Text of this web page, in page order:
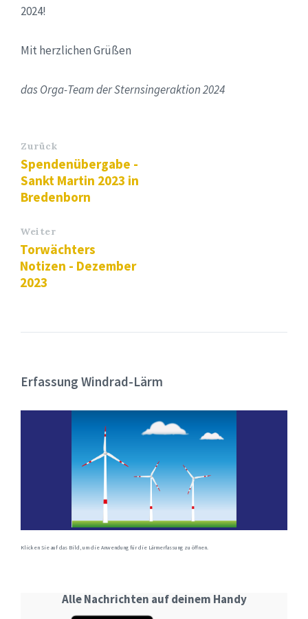
2024!
Mit herzlichen Grüßen
das Orga-Team der Sternsingeraktion 2024
Zurück
Spendenübergabe -
Sankt Martin 2023 in
Bredenborn
Weiter
Torwächters
Notizen - Dezember
2023
Erfassung Windrad-Lärm
Klicken Sie auf das Bild, um die Anwendung für die Lärmerfassung zu öffnen.
Alle Nachrichten auf deinem Handy